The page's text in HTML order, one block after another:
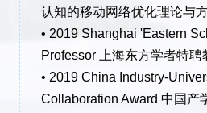
认知的移动网络优化理论与
• 2019 Shanghai 'Eastern
Professor 上海东方学者特聘
• 2019 China Industry-
Collaboration Award 中国产